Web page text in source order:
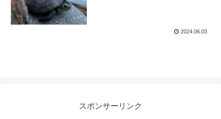
2024.06.03
スポンサーリンク